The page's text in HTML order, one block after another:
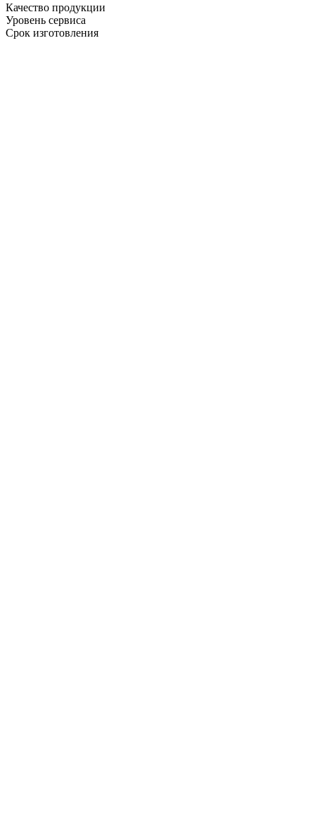
Качество продукции
Уровень сервиса
Срок изготовления